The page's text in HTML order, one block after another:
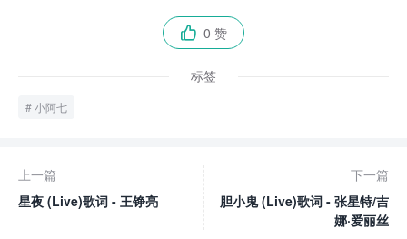
 0 赞
标签
小阿七
上一篇
星夜 (Live)歌词 - 王铮亮
下一篇
胆小鬼 (Live)歌词 - 张星特/吉
娜·爱丽丝